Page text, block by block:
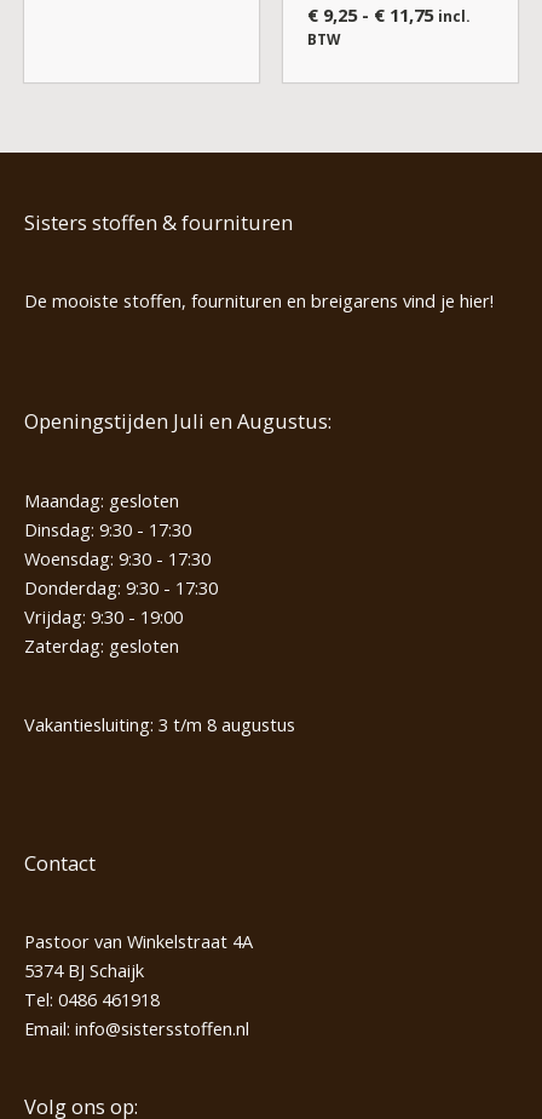
€9,25 - €11,75 incl.
BTW
Sisters stoffen & fournituren
De mooiste stoffen, fournituren en breigarens vind je hier!
Openingstijden Juli en Augustus:
Maandag: gesloten
Dinsdag: 9:30 - 17:30
Woensdag: 9:30 - 17:30
Donderdag: 9:30 - 17:30
Vrijdag: 9:30 - 19:00
Zaterdag: gesloten
Vakantiesluiting: 3 t/m 8 augustus
Contact
Pastoor van Winkelstraat 4A
5374 BJ Schaijk
Tel: 0486 461918
Email: info@sistersstoffen.nl
Volg ons op: